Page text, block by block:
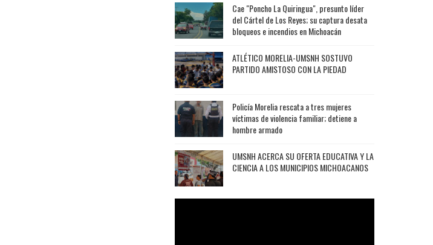
Cae "Poncho La Quiringua", presunto líder
del Cártel de Los Reyes; su captura desata
bloqueos e incendios en Michoacán
ATLÉTICO MORELIA-UMSNH SOSTUVO
PARTIDO AMISTOSO CON LA PIEDAD
Policía Morelia rescata a tres mujeres
víctimas de violencia familiar; detiene a
hombre armado
UMSNH ACERCA SU OFERTA EDUCATIVA Y LA
CIENCIA A LOS MUNICIPIOS MICHOACANOS